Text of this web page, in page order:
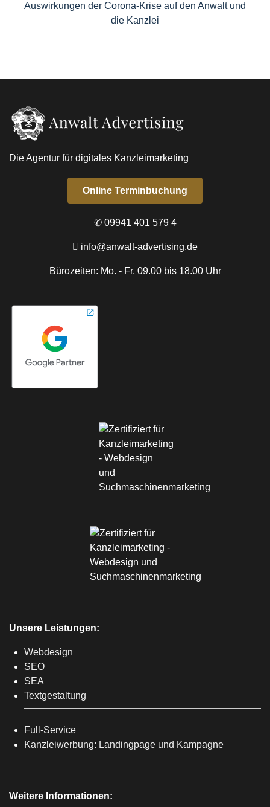
Auswirkungen der Corona-Krise auf den Anwalt und
die Kanzlei
Die Agentur für digitales Kanzleimarketing
Online Terminbuchung
✆ 09941 401 579 4
info@anwalt-advertising.de
Bürozeiten: Mo. - Fr. 09.00 bis 18.00 Uhr
Unsere Leistungen:
Webdesign
SEO
SEA
Textgestaltung
Full-Service
Kanzleiwerbung: Landingpage und Kampagne
Weitere Informationen: